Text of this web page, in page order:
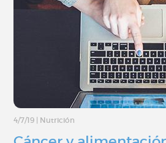
4/7/19 Nutrición